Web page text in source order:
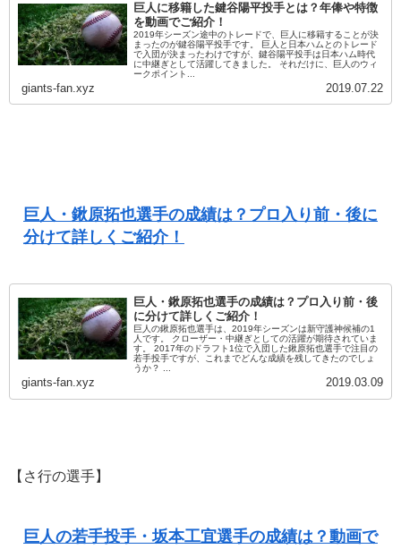
巨人に移籍した鍵谷陽平投手とは？年俸や特徴
を動画でご紹介！
2019年シーズン途中のトレードで、巨人に移籍することが決
まったのが鍵谷陽平投手です。 巨人と日本ハムとのトレード
で入団が決まったわけですが、鍵谷陽平投手は日本ハム時代
に中継ぎとして活躍してきました。 それだけに、巨人のウィ
ークポイント...
giants-fan.xyz 2019.07.22
巨人・鍬原拓也選手の成績は？プロ入り前・後に
分けて詳しくご紹介！
巨人・鍬原拓也選手の成績は？プロ入り前・後
に分けて詳しくご紹介！
巨人の鍬原拓也選手は、2019年シーズンは新守護神候補の1
人です。 クローザー・中継ぎとしての活躍が期待されていま
す。 2017年のドラフト1位で入団した鍬原拓也選手で注目の
若手投手ですが、これまでどんな成績を残してきたのでしょ
うか？ ...
giants-fan.xyz 2019.03.09
【さ行の選手】
巨人の若手投手・坂本工宜選手の成績は？動画で